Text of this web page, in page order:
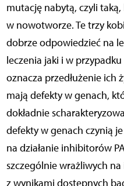
mutację nabytą, czyli taką,
w nowotworze. Te trzy
dobrze odpowiedzieć na
leczenia jaki i w
oznacza przedłużenie ich
mają defekty w genach,
dokładnie
defekty w genach czynią
na działanie inhibitorów
szczególnie wrażliwych na
z wynikami dostępnych